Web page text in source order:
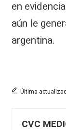
en
aún le
argentina.
Última
CVC